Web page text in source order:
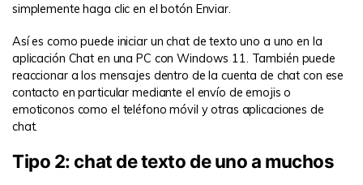
simplemente haga clic en el botón Enviar.
Así es como puede iniciar un chat de texto uno a uno en la
aplicación Chat en una PC con Windows 11. También puede
reaccionar a los mensajes dentro de la cuenta de chat con ese
contacto en particular mediante el envío de emojis o
emoticonos como el teléfono móvil y otras aplicaciones de
chat.
Tipo 2: chat de texto de uno a muchos